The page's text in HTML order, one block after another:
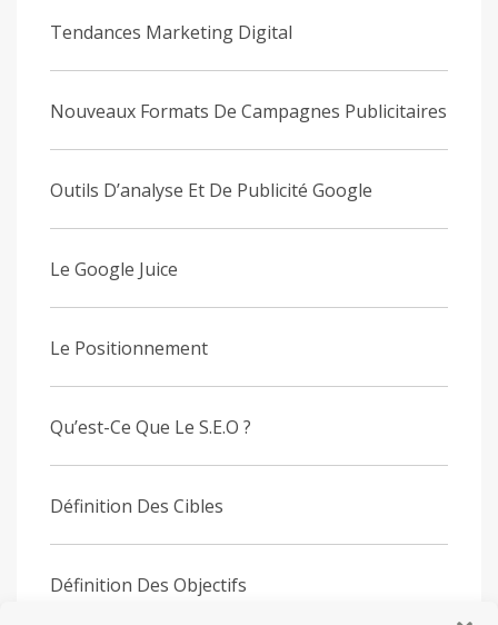
Tendances Marketing Digital
Nouveaux Formats De Campagnes Publicitaires
Outils D’analyse Et De Publicité Google
Le Google Juice
Le Positionnement
Qu’est-Ce Que Le S.E.O ?
Définition Des Cibles
Définition Des Objectifs